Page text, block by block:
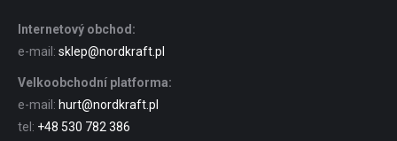
Internetový obchod:
e-mail: sklep@nordkraft.pl
Velkoobchodní platforma:
e-mail: hurt@nordkraft.pl
tel: +48 530 782 386